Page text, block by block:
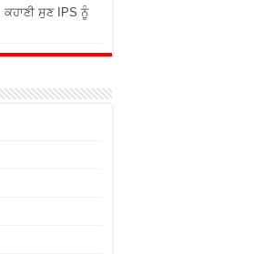
ਸੁਣ IPS ਨੂੰ